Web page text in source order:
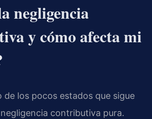
negligencia
y cómo afecta mi
de los pocos estados que sigue
contributiva pura.